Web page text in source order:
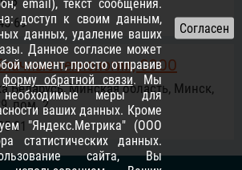
69
технологии, СООО
Беларусь, Минская область, Минск,
пом. 2
01
email), текст сообщения.
доступ к своим данным,
данных, удаление ваших
Данное согласие может
момент, просто отправив
форму обратной связи. Мы
меры для
ваших данных. Кроме
"Яндекс.Метрика" (ООО
статистических данных.
сайта, Вы